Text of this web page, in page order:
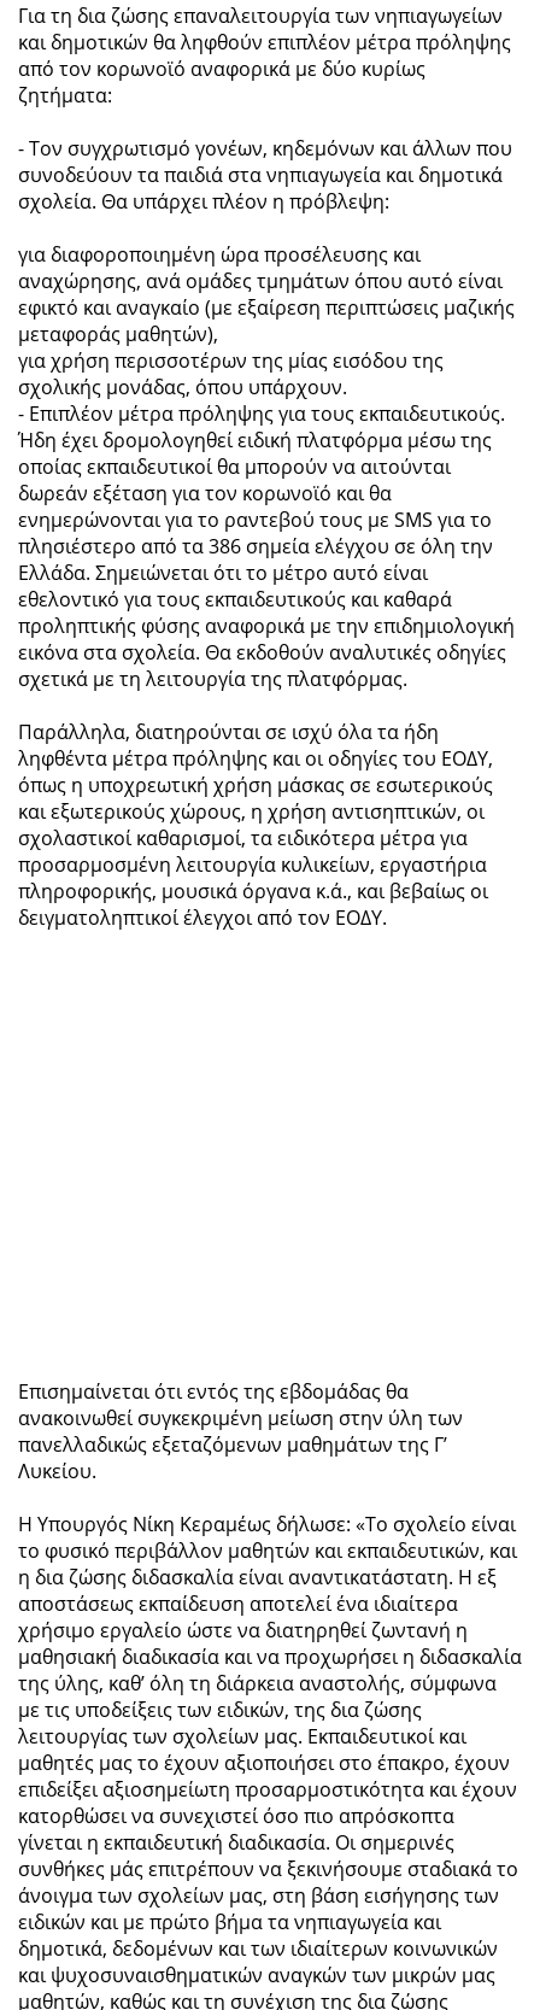
Για τη δια ζώσης επαναλειτουργία των νηπιαγωγείων
και δημοτικών θα ληφθούν επιπλέον μέτρα πρόληψης
από τον κορωνοϊό αναφορικά με δύο κυρίως
ζητήματα:
- Τον συγχρωτισμό γονέων, κηδεμόνων και άλλων που
συνοδεύουν τα παιδιά στα νηπιαγωγεία και δημοτικά
σχολεία. Θα υπάρχει πλέον η πρόβλεψη:
για διαφοροποιημένη ώρα προσέλευσης και
αναχώρησης, ανά ομάδες τμημάτων όπου αυτό είναι
εφικτό και αναγκαίο (με εξαίρεση περιπτώσεις μαζικής
μεταφοράς μαθητών),
για χρήση περισσοτέρων της μίας εισόδου της
σχολικής μονάδας, όπου υπάρχουν.
- Επιπλέον μέτρα πρόληψης για τους εκπαιδευτικούς.
Ήδη έχει δρομολογηθεί ειδική πλατφόρμα μέσω της
οποίας εκπαιδευτικοί θα μπορούν να αιτούνται
δωρεάν εξέταση για τον κορωνοϊό και θα
ενημερώνονται για το ραντεβού τους με SMS για το
πλησιέστερο από τα 386 σημεία ελέγχου σε όλη την
Ελλάδα. Σημειώνεται ότι το μέτρο αυτό είναι
εθελοντικό για τους εκπαιδευτικούς και καθαρά
προληπτικής φύσης αναφορικά με την επιδημιολογική
εικόνα στα σχολεία. Θα εκδοθούν αναλυτικές οδηγίες
σχετικά με τη λειτουργία της πλατφόρμας.
Παράλληλα, διατηρούνται σε ισχύ όλα τα ήδη
ληφθέντα μέτρα πρόληψης και οι οδηγίες του ΕΟΔΥ,
όπως η υποχρεωτική χρήση μάσκας σε εσωτερικούς
και εξωτερικούς χώρους, η χρήση αντισηπτικών, οι
σχολαστικοί καθαρισμοί, τα ειδικότερα μέτρα για
προσαρμοσμένη λειτουργία κυλικείων, εργαστήρια
πληροφορικής, μουσικά όργανα κ.ά., και βεβαίως οι
δειγματοληπτικοί έλεγχοι από τον ΕΟΔΥ.
Επισημαίνεται ότι εντός της εβδομάδας θα
ανακοινωθεί συγκεκριμένη μείωση στην ύλη των
πανελλαδικώς εξεταζόμενων μαθημάτων της Γ’
Λυκείου.
Η Υπουργός Νίκη Κεραμέως δήλωσε: «Το σχολείο είναι
το φυσικό περιβάλλον μαθητών και εκπαιδευτικών, και
η δια ζώσης διδασκαλία είναι αναντικατάστατη. Η εξ
αποστάσεως εκπαίδευση αποτελεί ένα ιδιαίτερα
χρήσιμο εργαλείο ώστε να διατηρηθεί ζωντανή η
μαθησιακή διαδικασία και να προχωρήσει η διδασκαλία
της ύλης, καθ’ όλη τη διάρκεια αναστολής, σύμφωνα
με τις υποδείξεις των ειδικών, της δια ζώσης
λειτουργίας των σχολείων μας. Εκπαιδευτικοί και
μαθητές μας το έχουν αξιοποιήσει στο έπακρο, έχουν
επιδείξει αξιοσημείωτη προσαρμοστικότητα και έχουν
κατορθώσει να συνεχιστεί όσο πιο απρόσκοπτα
γίνεται η εκπαιδευτική διαδικασία. Οι σημερινές
συνθήκες μάς επιτρέπουν να ξεκινήσουμε σταδιακά το
άνοιγμα των σχολείων μας, στη βάση εισήγησης των
ειδικών και με πρώτο βήμα τα νηπιαγωγεία και
δημοτικά, δεδομένων και των ιδιαίτερων κοινωνικών
και ψυχοσυναισθηματικών αναγκών των μικρών μας
μαθητών, καθώς και τη συνέχιση της δια ζώσης